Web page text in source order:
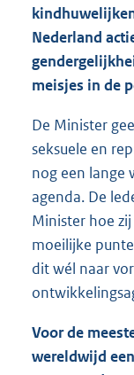
Nederland
meisjes in de
De Minister
seksuele en
nog een lange
agenda. De
Minister hoe
moeilijke
dit wél naar
ontwikkelings
Voor de
wereldwijd